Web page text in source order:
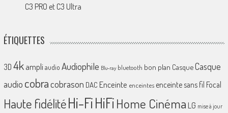
C3 PRO et C3 Ultra
ÉTIQUETTES
3D 4k ampliaudio Audiophile Blu-ray bluetooth bon plan CasqueCasque
audio cobracobrason DAC Enceinte enceintes enceinte sans fil Focal
Haute fidélitéHi-FiHiFiHome Cinéma LG mise à jour